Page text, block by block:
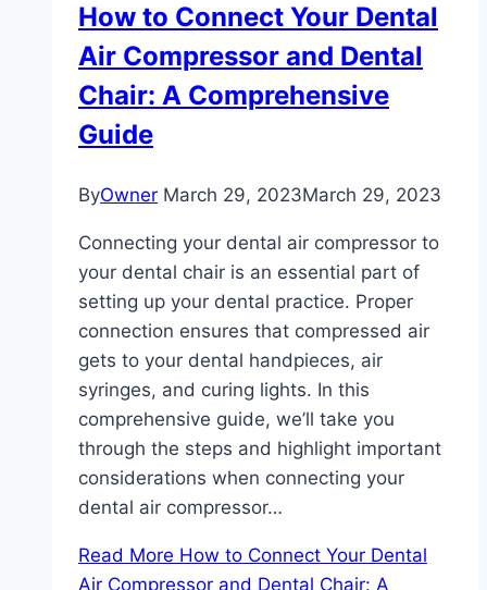
How to Connect Your Dental
Air Compressor and Dental
Chair: A Comprehensive
Guide
ByOwner March 29, 2023March 29, 2023
Connecting your dental air compressor to
your dental chair is an essential part of
setting up your dental practice. Proper
connection ensures that compressed air
gets to your dental handpieces, air
syringes, and curing lights. In this
comprehensive guide, we’ll take you
through the steps and highlight important
considerations when connecting your
dental air compressor…
Read More How to Connect Your Dental
Air Compressor and Dental Chair: A